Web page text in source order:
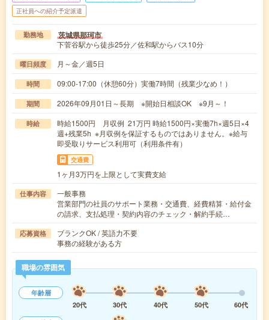
正社員への紹介予定派遣
勤務地 茨城県那珂市
下菅谷駅から徒歩25分／佐和駅からバス10分
曜日頻度 月～金／週5日
時間 09:00-17:00（休憩60分）実働7時間（残業少なめ！）
期間 2026年09月01日～長期 ※開始日相談OK ※9月～！
時給
時給1500円 月収例 21万円 時給1500円×実働7h×週5日×4
週+残業5h ※月収例を保証するものではありません。※給与
即受取りサービス利用可（利用条件有）
交通費
1ヶ月3万円を上限として実費支給
仕事内容
一般事務
営業部門の社員のサポート業務・交通費、経費精算・給付金
の請求、支払処理・契約内容のチェック・解約手続…
応募資格
ブランクOK / 英語力不要
事務の経験がある方
職場の雰囲気
年齢層
20代
30代 40代 50代
60代